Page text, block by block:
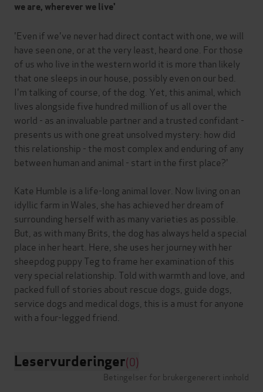
we are, wherever we live'
'Even if we've never had direct contact with one, we will
have seen one, or at the very least, heard one. For those
of us who live in the western world it is more than likely
that one sleeps in our house, possibly even on our bed.
I'm talking of course, of the dog. Yet, this animal, which
lives alongside five hundred million of us all over the
world - as an invaluable partner and a trusted confidant -
presents us with one great unsolved mystery: how did
this relationship - the most complex and enduring of any
between human and animal - start in the first place?'
Kate Humble is a life-long animal lover. Now living on an
idyllic farm in Wales, she has achieved her dream of
surrounding herself with as many varieties as possible.
But, as with many Brits, the dog has always held a special
place in her heart. Here, she uses her journey with her
sheepdog puppy Teg to frame her examination of this
very special relationship. Told with warmth and love, and
packed full of stories about rescue dogs, guide dogs,
service dogs and medical dogs, this is a must for anyone
Leservurderinger(0)
Betingelser for brukergenerert innhold